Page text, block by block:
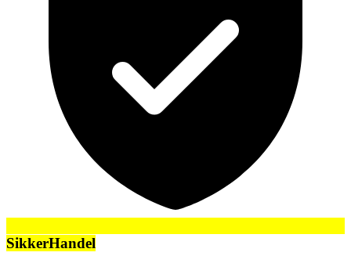
SikkerHandel